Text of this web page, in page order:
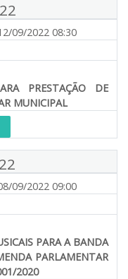
09/2022 08:30
PRESTAÇÃO DE
MUNICIPAL
09/2022 09:00
PARA A BANDA
PARLAMENTAR
2020